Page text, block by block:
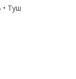
• Туш